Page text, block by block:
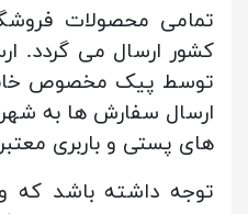
تمامی محصولات
کشور ارسال می گردد.
توسط پیک مخصوص
ارسال سفارش ها به
های پستی و باربری
توجه داشته باشد که